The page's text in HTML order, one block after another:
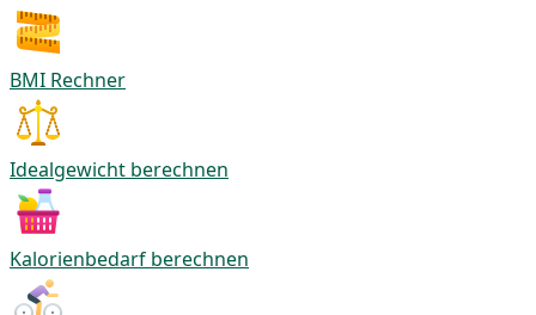
BMI Rechner
Idealgewicht berechnen
Kalorienbedarf berechnen